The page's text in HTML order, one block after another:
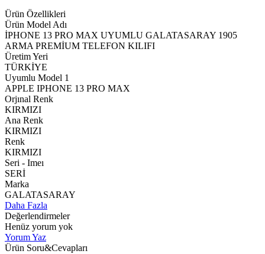
Ürün Özellikleri
Ürün Model Adı
İPHONE 13 PRO MAX UYUMLU GALATASARAY 1905
ARMA PREMİUM TELEFON KILIFI
Üretim Yeri
TÜRKİYE
Uyumlu Model 1
APPLE IPHONE 13 PRO MAX
Orjınal Renk
KIRMIZI
Ana Renk
KIRMIZI
Renk
KIRMIZI
Seri - Imeı
SERİ
Marka
GALATASARAY
Daha Fazla
Değerlendirmeler
Henüz yorum yok
Yorum Yaz
Ürün Soru&Cevapları